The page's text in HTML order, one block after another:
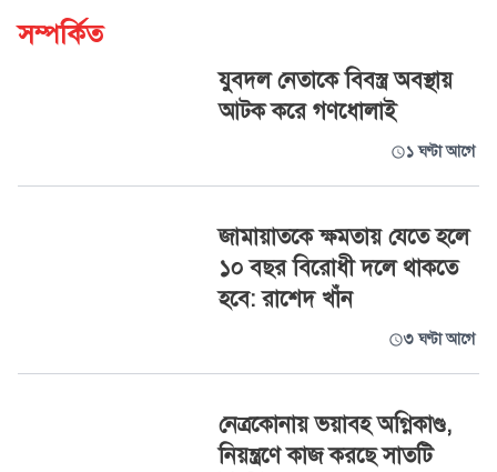
সম্পর্কিত
যুবদল নেতাকে বিবস্ত্র অবস্থায়
আটক করে গণধোলাই
১ ঘণ্টা আগে
জামায়াতকে ক্ষমতায় যেতে হলে
১০ বছর বিরোধী দলে থাকতে
হবে: রাশেদ খাঁন
৩ ঘণ্টা আগে
নেত্রকোনায় ভয়াবহ অগ্নিকাণ্ড,
নিয়ন্ত্রণে কাজ করছে সাতটি